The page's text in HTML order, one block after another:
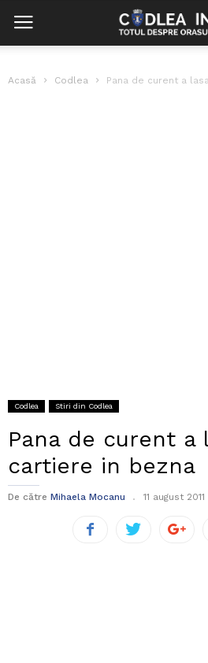
Acasă Codlea Pana de curent a
Codlea Stiri din Codlea
Pana de curent a
cartiere in bezna
De către Mihaela Mocanu 11 august 2011